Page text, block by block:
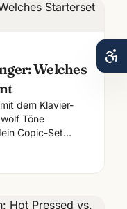
Welches
dem Klavier-
Töne
Copic-Set